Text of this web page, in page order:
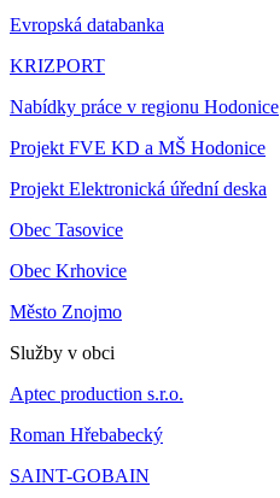
Evropská databanka
KRIZPORT
Nabídky práce v regionu Hodonice
Projekt FVE KD a MŠ Hodonice
Projekt Elektronická úřední deska
Obec Tasovice
Obec Krhovice
Město Znojmo
Služby v obci
Aptec production s.r.o.
Roman Hřebabecký
SAINT-GOBAIN